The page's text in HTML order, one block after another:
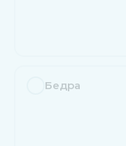
Бедра